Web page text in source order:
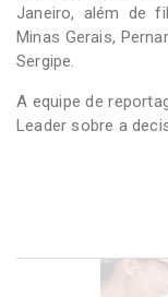
Janeiro, além de
Minas Gerais,
Sergipe.
A equipe de
Leader sobre a